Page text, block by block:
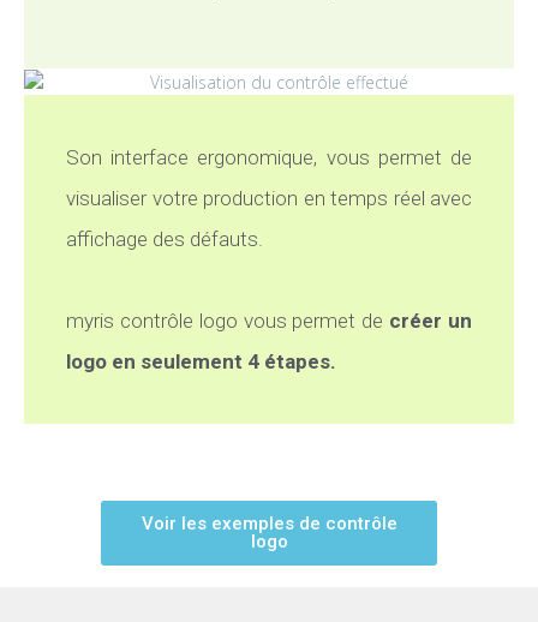
Son interface ergonomique, vous permet de
visualiser votre production en temps réel avec
affichage des défauts.
myris contrôle logo vous permet de créer un
logo en seulement 4 étapes.
Voir les exemples de contrôle
logo